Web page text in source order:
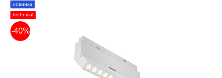
новинка
technical
-40%